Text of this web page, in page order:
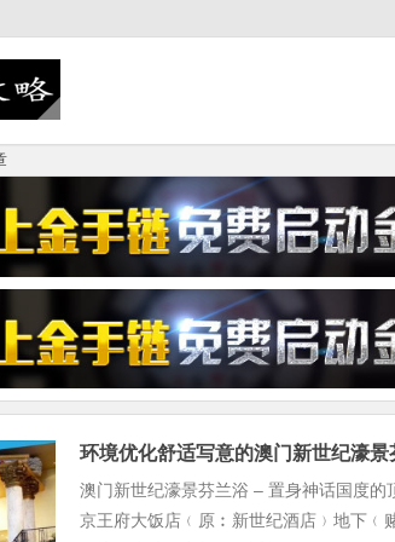
环境优化舒适写意的澳门新世纪濠景
澳门新世纪濠景芬兰浴 – 置身神话国度
京王府大饭店﹙原︰新世纪酒店﹚地下﹙